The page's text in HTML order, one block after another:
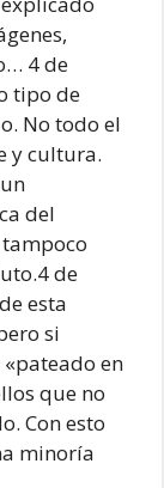
4 de
tipo de
No todo el
y cultura.
del
de
esta
si
en
que no
Con esto
minoría